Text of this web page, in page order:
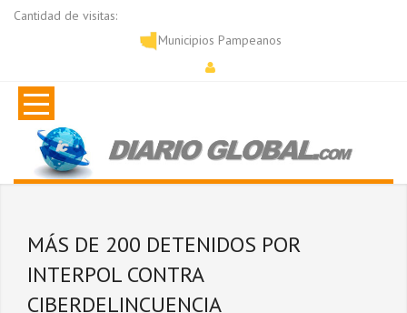
Cantidad de visitas:
Municipios Pampeanos
MÁS DE 200 DETENIDOS POR
INTERPOL CONTRA
CIBERDELINCUENCIA